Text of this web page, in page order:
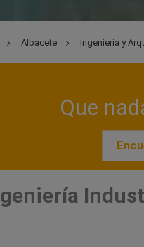
Albacete Ingeniería y
Que